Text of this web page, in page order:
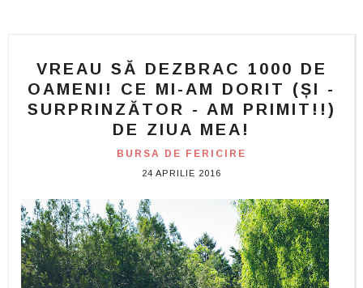
VREAU SĂ DEZBRAC 1000 DE
OAMENI! CE MI-AM DORIT (ȘI -
SURPRINZĂTOR - AM PRIMIT!!)
DE ZIUA MEA!
BURSA DE FERICIRE
24 APRILIE 2016